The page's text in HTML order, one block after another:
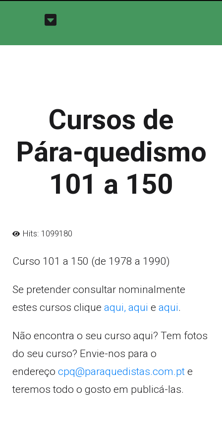
Cursos de
Pára-quedismo
101 a 150
Hits: 1099180
Curso 101 a 150 (de 1978 a 1990)
Se pretender consultar nominalmente
estes cursos clique aqui, aqui e aqui.
Não encontra o seu curso aqui? Tem fotos
do seu curso? Envie-nos para o
endereço cpq@paraquedistas.com.pt e
teremos todo o gosto em publicá-las.